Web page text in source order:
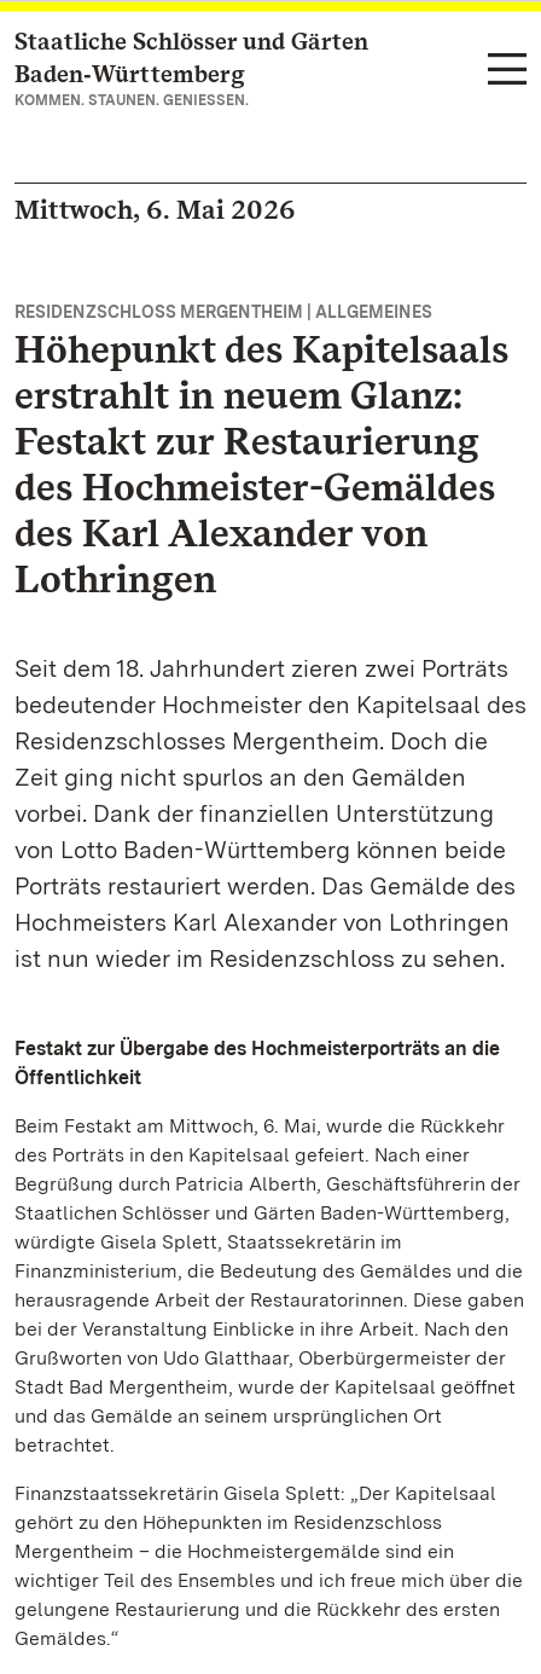
Zum Hauptinhalt springen
Staatliche Schlösser und Gärten
Baden‑Württemberg
KOMMEN. STAUNEN. GENIESSEN.
Mittwoch, 6. Mai 2026
RESIDENZSCHLOSS MERGENTHEIM | ALLGEMEINES
Höhepunkt des Kapitelsaals
erstrahlt in neuem Glanz:
Festakt zur Restaurierung
des Hochmeister-Gemäldes
des Karl Alexander von
Lothringen
Seit dem 18. Jahrhundert zieren zwei Porträts
bedeutender Hochmeister den Kapitelsaal des
Residenzschlosses Mergentheim. Doch die
Zeit ging nicht spurlos an den Gemälden
vorbei. Dank der finanziellen Unterstützung
von Lotto Baden-Württemberg können beide
Porträts restauriert werden. Das Gemälde des
Hochmeisters Karl Alexander von Lothringen
ist nun wieder im Residenzschloss zu sehen.
Festakt zur Übergabe des Hochmeisterporträts an die
Öffentlichkeit
Beim Festakt am Mittwoch, 6. Mai, wurde die Rückkehr
des Porträts in den Kapitelsaal gefeiert. Nach einer
Begrüßung durch Patricia Alberth, Geschäftsführerin der
Staatlichen Schlösser und Gärten Baden-Württemberg,
würdigte Gisela Splett, Staatssekretärin im
Finanzministerium, die Bedeutung des Gemäldes und die
herausragende Arbeit der Restauratorinnen. Diese gaben
bei der Veranstaltung Einblicke in ihre Arbeit. Nach den
Grußworten von Udo Glatthaar, Oberbürgermeister der
Stadt Bad Mergentheim, wurde der Kapitelsaal geöffnet
und das Gemälde an seinem ursprünglichen Ort
betrachtet.
Finanzstaatssekretärin Gisela Splett: „Der Kapitelsaal
gehört zu den Höhepunkten im Residenzschloss
Mergentheim – die Hochmeistergemälde sind ein
wichtiger Teil des Ensembles und ich freue mich über die
gelungene Restaurierung und die Rückkehr des ersten
Gemäldes.“